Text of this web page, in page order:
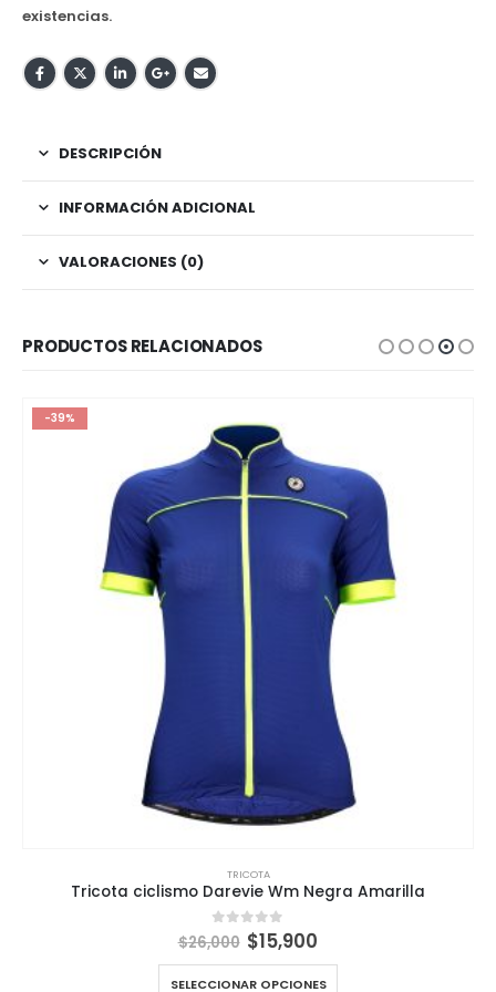
existencias.
DESCRIPCIÓN
INFORMACIÓN ADICIONAL
VALORACIONES (0)
PRODUCTOS RELACIONADOS
-39%
TRICOTA
Tricota ciclismo Darevie Wm Negra Amarilla
0 out of 5
$26,000 El
precio
original
$15,900
actual
SELECCIONAR OPCIONES